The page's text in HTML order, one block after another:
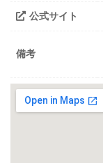
公式サイト
備考